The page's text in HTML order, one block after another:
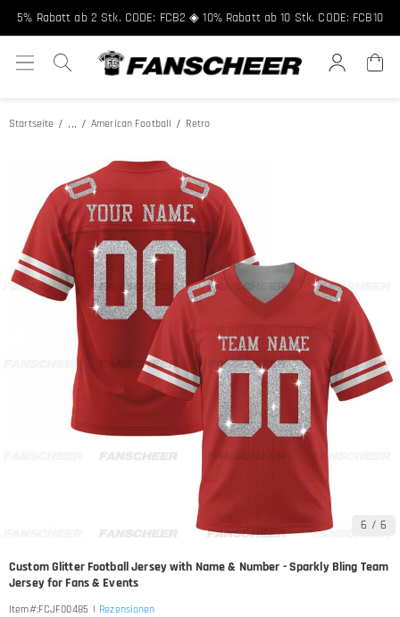
FCNEW8
5% Rabatt ab 2 Stk. CODE: FCB2 ◈ 10% Rabatt ab 10 Stk. CODE: FCB10
Startseite ... American Football Retro
6 / 6
Custom Glitter Football Jersey with Name & Number - Sparkly Bling Team
Jersey for Fans & Events
Item#:FCJF00485 | Rezensionen